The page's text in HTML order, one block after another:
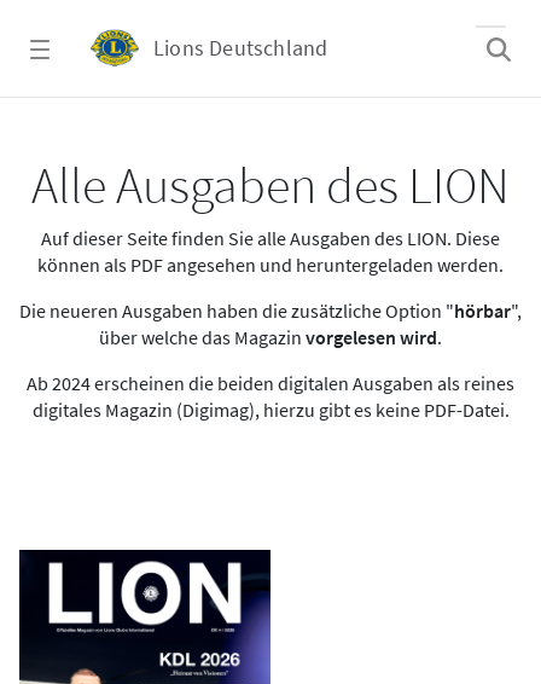
Lions Deutschland
Alle Ausgaben des LION
Auf dieser Seite finden Sie alle Ausgaben des LION. Diese
können als PDF angesehen und heruntergeladen werden.
Die neueren Ausgaben haben die zusätzliche Option "hörbar",
über welche das Magazin vorgelesen wird.
Ab 2024 erscheinen die beiden digitalen Ausgaben als reines
digitales Magazin (Digimag), hierzu gibt es keine PDF-Datei.